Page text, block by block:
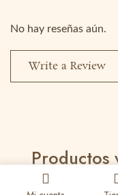
No hay reseñas aún.
Write a Review
Productos